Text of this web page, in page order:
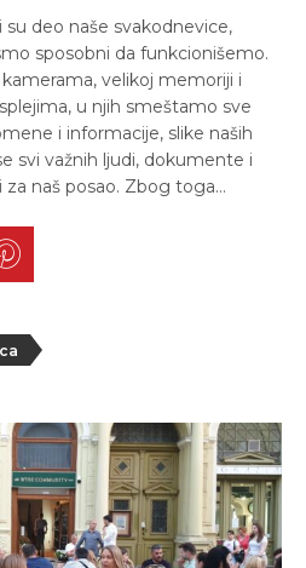
deo naše svakodnevice,
sposobni da funkcionišemo.
velikoj memoriji i
u njih smeštamo sve
i informacije, slike naših
svi važnih ljudi, dokumente i
za naš posao. Zbog toga…